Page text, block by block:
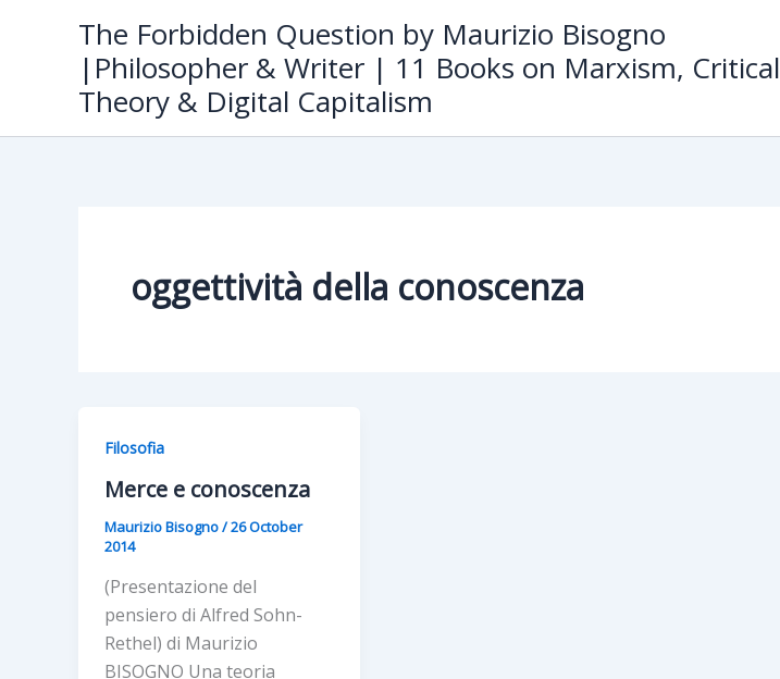
The Forbidden Question by Maurizio Bisogno
|Philosopher & Writer | 11 Books on Marxism, Critical
Theory & Digital Capitalism
oggettività della conoscenza
Filosofia
Merce e conoscenza
Maurizio Bisogno/26 October
2014
(Presentazione del
pensiero di Alfred Sohn-
Rethel) di Maurizio
BISOGNO Una teoria